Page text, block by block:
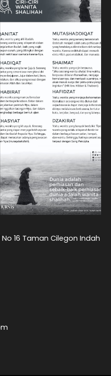
No 16 Taman Cilegon Indah